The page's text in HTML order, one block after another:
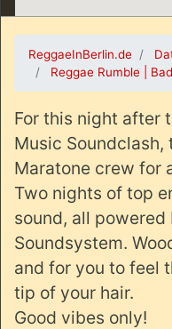
ReggaeInBerlin.de
Reggae Rumble |
For this night after
Music
Maratone crew for
Two nights of top
sound, all powered
Soundsystem.
and for you to feel
tip of your hair.
Good vibes only!